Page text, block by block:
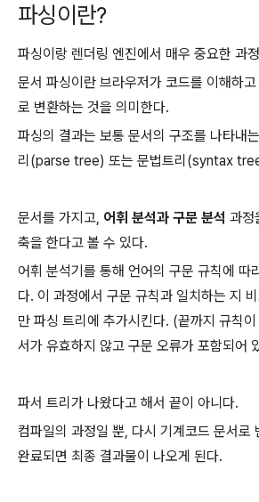
파싱이란?
파싱이랑 렌더링 엔진에서 매우 중요한 과
문서 파싱이란 브라우저가 코드를 이해하
로 변환하는 것을 의미한다.
파싱의 결과는 보통 문서의 구조를 나타내
리(parse tree) 또는 문법트리(syntax
문서를 가지고, 어휘 분석과 구문 분석 과정
축을 한다고 볼 수 있다.
어휘 분석기를 통해 언어의 구문 규칙에 따
다. 이 과정에서 구문 규칙과 일치하는 지
만 파싱 트리에 추가시킨다. (끝까지 규칙
서가 유효하지 않고 구문 오류가 포함되어
파서 트리가 나왔다고 해서 끝이 아니다.
컴파일의 과정일 뿐, 다시 기계코드 문서로
완료되면 최종 결과물이 나오게 된다.